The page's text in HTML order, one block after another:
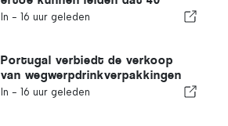
procent van de stranden in
In - 16 uur geleden
Portugal verbiedt de verkoop
van wegwerpdrinkverpakkingen
zonder Volta-label
In - 16 uur geleden